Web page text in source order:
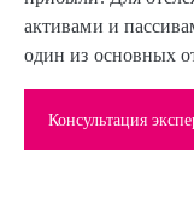
активами и
один из основных
Консультация